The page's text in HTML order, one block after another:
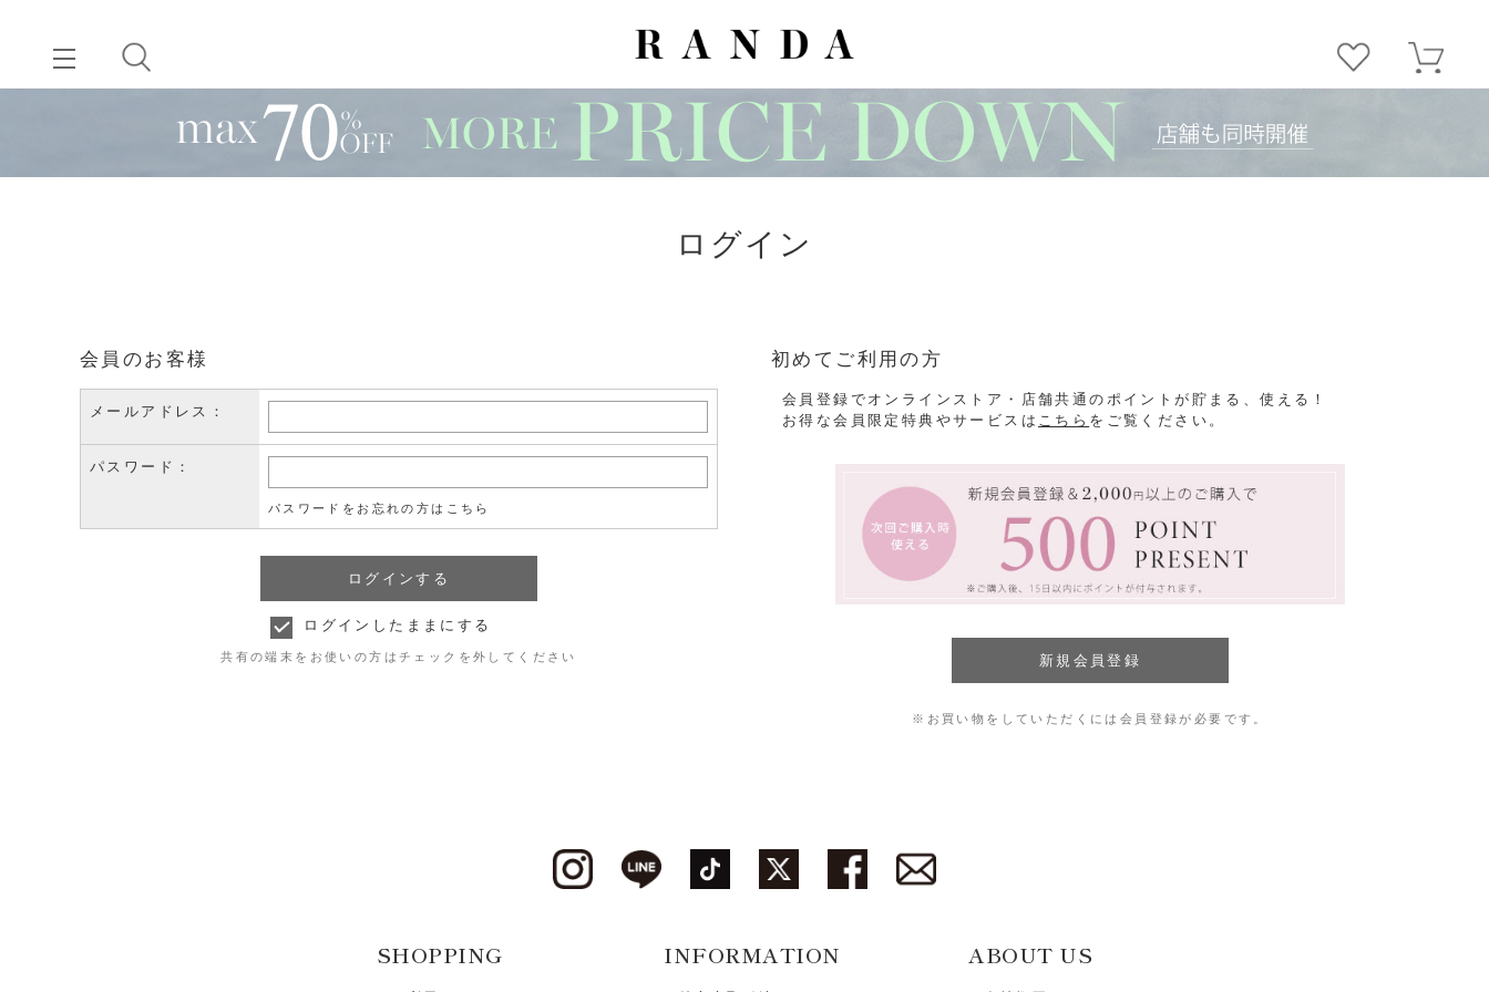
ログイン
会員のお客様
メールアドレス：
パスワード：
パスワードをお忘れの方はこちら
ログインしたままにする
共有の端末をお使いの方はチェックを外してください
初めてご利用の方
会員登録でオンラインストア・店舗共通のポイントが貯まる、使える！
お得な会員限定特典やサービスは こちら をご覧ください。
※お買い物をしていただくには会員登録が必要です。
SHOPPING INFORMATION ABOUT US